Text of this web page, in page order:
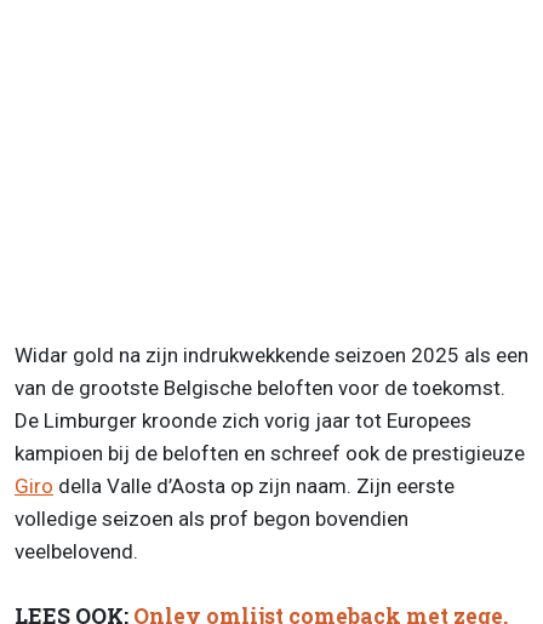
Widar gold na zijn indrukwekkende seizoen 2025 als een
van de grootste Belgische beloften voor de toekomst.
De Limburger kroonde zich vorig jaar tot Europees
kampioen bij de beloften en schreef ook de prestigieuze
Giro della Valle d’Aosta op zijn naam. Zijn eerste
volledige seizoen als prof begon bovendien
veelbelovend.
LEES OOK: Onley omlijst comeback met zege,